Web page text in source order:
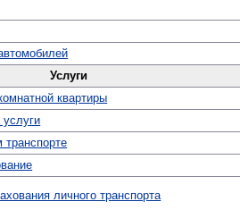
Услуги
квартиры
услуги
транспорте
личного транспорта